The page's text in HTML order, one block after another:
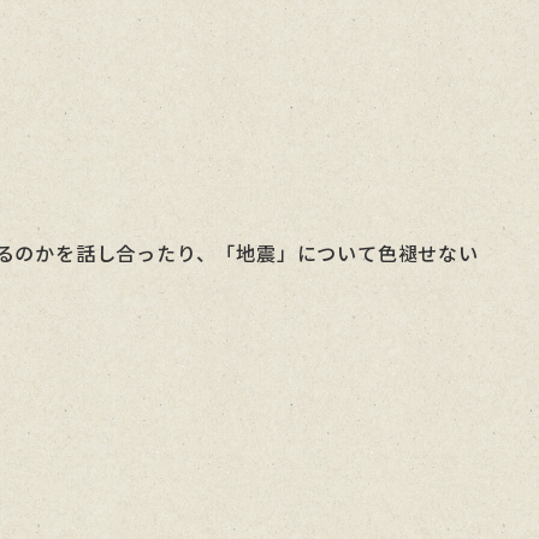
かを話し合ったり、「地震」について色褪せない